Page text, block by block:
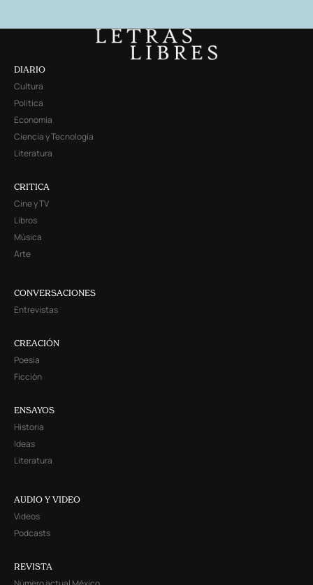
DIARIO
Cultura
Política
Economía
Ciencia y Tecnología
Literatura
CRITICA
Cine y TV
Libros
Música
Arte
CONVERSACIONES
Entrevistas
CREACIÓN
Poesía
Ficción
ENSAYOS
Historia
Ideas
Literatura
AUDIO Y VIDEO
Videos
Podcasts
REVISTA